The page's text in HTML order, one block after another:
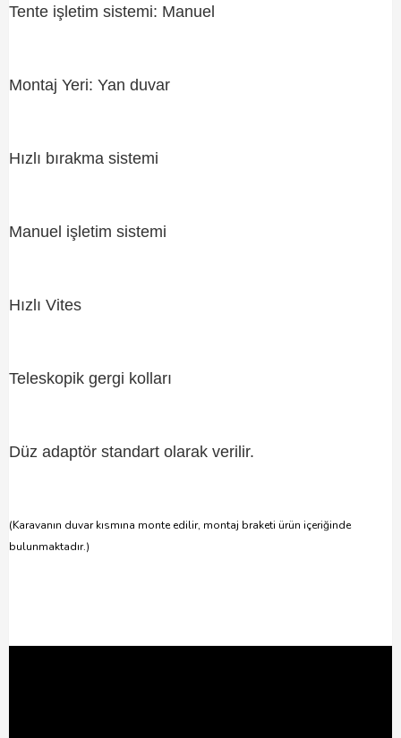
Tente işletim sistemi: Manuel
Montaj Yeri: Yan duvar
Hızlı bırakma sistemi
Manuel işletim sistemi
Hızlı Vites
Teleskopik gergi kolları
Düz adaptör standart olarak verilir.
(Karavanın duvar kısmına monte edilir, montaj braketi ürün içeriğinde
bulunmaktadır.)